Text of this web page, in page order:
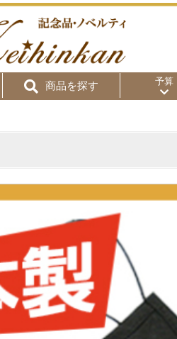
商品を探す 予算
～300円